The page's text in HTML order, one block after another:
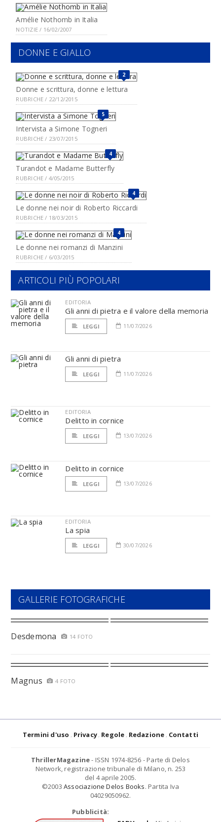
Amélie Nothomb in Italia
NOTIZIE / 16/02/2007
DONNE E GIALLO
2
Donne e scrittura, donne e lettura
RUBRICHE / 22/12/2015
5
Intervista a Simone Togneri
RUBRICHE / 23/07/2015
4
Turandot e Madame Butterfly
RUBRICHE / 4/05/2015
4
Le donne nei noir di Roberto Riccardi
RUBRICHE / 18/03/2015
4
Le donne nei romanzi di Manzini
RUBRICHE / 6/03/2015
ARTICOLI PIÙ POPOLARI
EDITORIA
Gli anni di pietra e il valore della memoria
LEGGI 11/07/2026
Gli anni di pietra
LEGGI 11/07/2026
EDITORIA
Delitto in cornice
LEGGI 13/07/2026
Delitto in cornice
LEGGI 13/07/2026
EDITORIA
La spia
LEGGI 30/07/2026
GALLERIE FOTOGRAFICHE
Desdemona 14 FOTO
Magnus 4 FOTO
Termini d'uso Privacy Regole Redazione Contatti
ThrillerMagazine- ISSN 1974-8256 - Parte di Delos
Network, registrazione tribunale di Milano, n. 253
del 4 aprile 2005.
©2003 Associazione Delos Books. Partita Iva
04029050962.
Pubblicità: